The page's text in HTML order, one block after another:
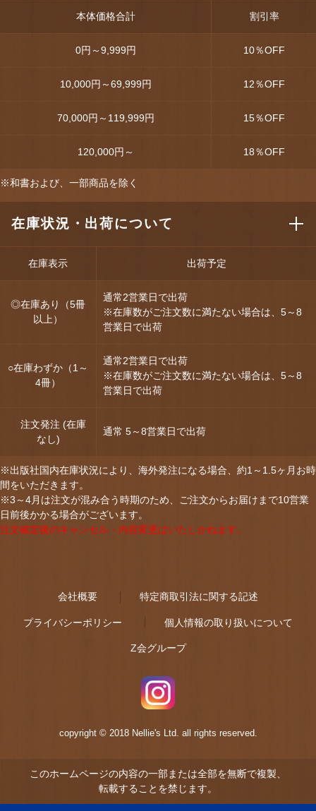
本体価格合計 割引率
0円～9,999円 10％OFF
10,000円～69,999円 12％OFF
70,000円～119,999円 15％OFF
120,000円～ 18％OFF
※和書および、一部商品を除く
在庫状況・出荷について
在庫表示 出荷予定
◎在庫あり（5冊
以上）
通常2営業日で出荷
※在庫数がご注文数に満たない場合は、5～8
営業日で出荷
○在庫わずか（1～
4冊）
通常2営業日で出荷
※在庫数がご注文数に満たない場合は、5～8
営業日で出荷
注文発注 (在庫
なし)
通常 5～8営業日で出荷
※出版社国内在庫状況により、海外発注になる場合、約1～1.5ヶ月お時
間をいただきます。
※3～4月は注文が混み合う時期のため、ご注文からお届けまで10営業
日前後かかる場合がございます。
注文確定後のキャンセル・内容変更はいたしかねます。
会社概要 特定商取引法に関する記述
プライバシーポリシー 個人情報の取り扱いについて
Z会グループ
copyright © 2018 Nellie's Ltd. all rights reserved.
このホームページの内容の一部または全部を無断で複製、
転載することを禁じます。